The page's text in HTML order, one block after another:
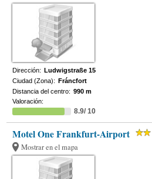
Dirección: Ludwigstraße 15
Ciudad (Zona): Fráncfort
Distancia del centro: 990 m
Valoración:
8.9/ 10
Motel One Frankfurt-Airport
Mostrar en el mapa